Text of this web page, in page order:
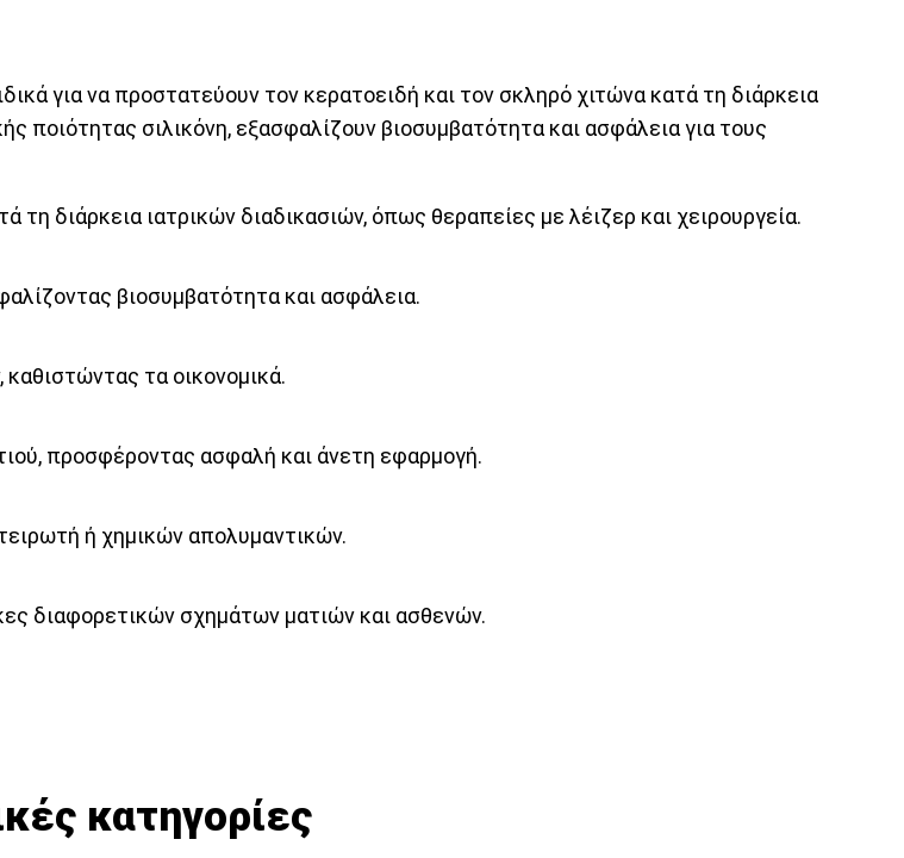
για να προστατεύουν τον κερατοειδή και τον σκληρό χιτώνα κατά τη διάρκεια
σιλικόνη, εξασφαλίζουν βιοσυμβατότητα και ασφάλεια για τους
διάρκεια ιατρικών διαδικασιών, όπως θεραπείες με λέιζερ και χειρουργεία.
βιοσυμβατότητα και ασφάλεια.
τα οικονομικά.
προσφέροντας ασφαλή και άνετη εφαρμογή.
ή χημικών απολυμαντικών.
διαφορετικών σχημάτων ματιών και ασθενών.
κατηγορίες